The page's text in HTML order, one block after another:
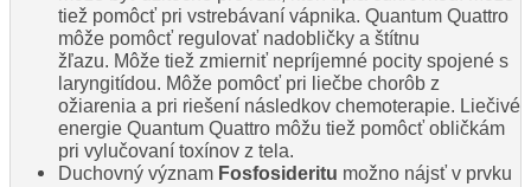
tiež pomôcť pri vstrebávaní vápnika. Quantum Quattro
môže pomôcť regulovať nadobličky a štítnu
žľazu. Môže tiež zmierniť nepríjemné pocity spojené s
laryngitídou. Môže pomôcť pri liečbe chorôb z
ožiarenia a pri riešení následkov chemoterapie. Liečivé
energie Quantum Quattro môžu tiež pomôcť obličkám
pri vylučovaní toxínov z tela.
Duchovný význam Fosfosideritu možno nájsť v prvku